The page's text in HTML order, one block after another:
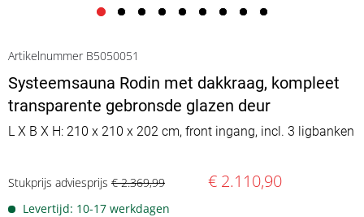
Artikelnummer B5050051
Systeemsauna Rodin met dakkraag, kompleet
transparente gebronsde glazen deur
L X B X H: 210 x 210 x 202 cm, front ingang, incl. 3 ligbanken
Stukprijs adviesprijs € 2.369,99 € 2.110,90
Levertijd: 10-17 werkdagen